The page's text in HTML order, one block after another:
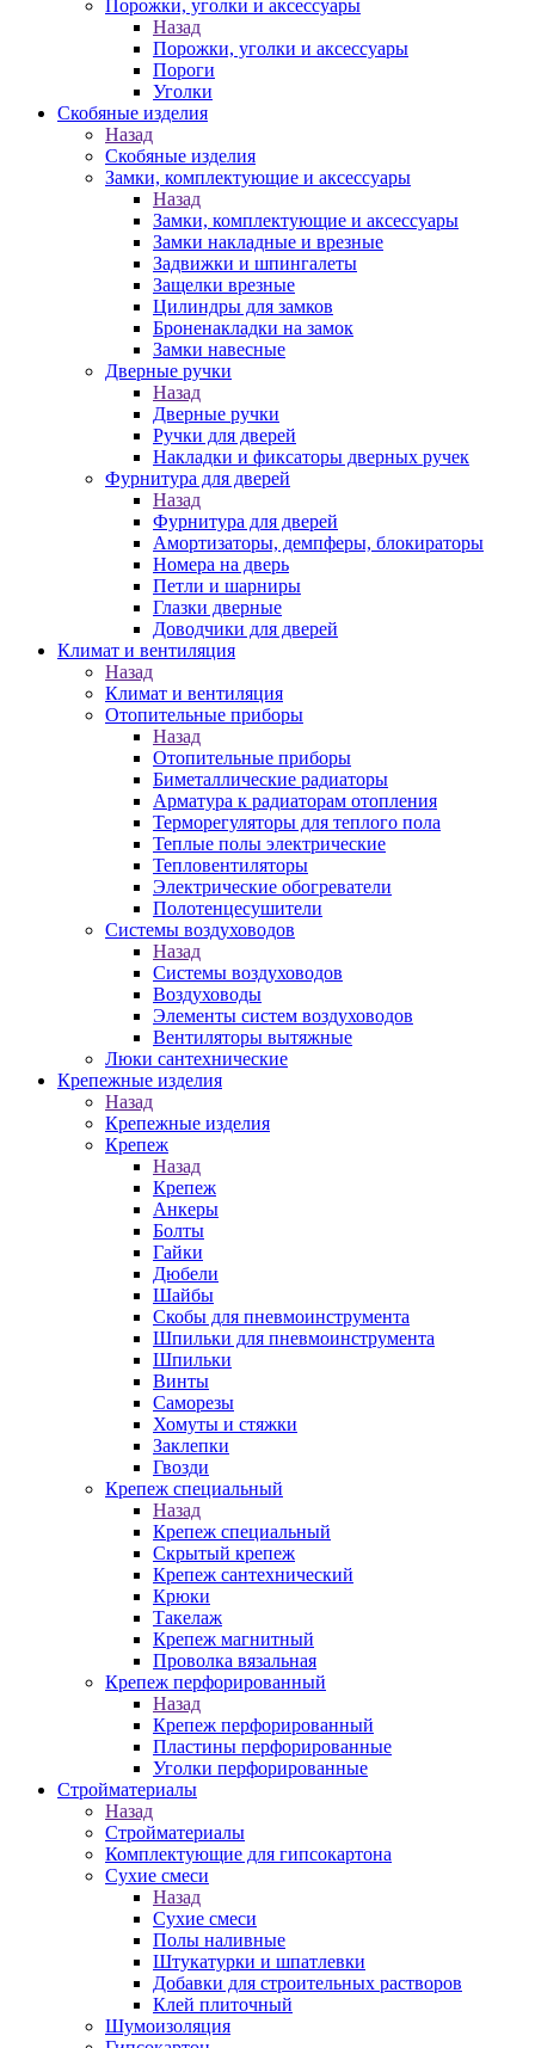
Порожки, уголки и аксессуары
Назад
Порожки, уголки и аксессуары
Пороги
Уголки
Скобяные изделия
Назад
Скобяные изделия
Замки, комплектующие и аксессуары
Назад
Замки, комплектующие и аксессуары
Замки накладные и врезные
Задвижки и шпингалеты
Защелки врезные
Цилиндры для замков
Броненакладки на замок
Замки навесные
Дверные ручки
Назад
Дверные ручки
Ручки для дверей
Накладки и фиксаторы дверных ручек
Фурнитура для дверей
Назад
Фурнитура для дверей
Амортизаторы, демпферы, блокираторы
Номера на дверь
Петли и шарниры
Глазки дверные
Доводчики для дверей
Климат и вентиляция
Назад
Климат и вентиляция
Отопительные приборы
Назад
Отопительные приборы
Биметаллические радиаторы
Арматура к радиаторам отопления
Терморегуляторы для теплого пола
Теплые полы электрические
Тепловентиляторы
Электрические обогреватели
Полотенцесушители
Системы воздуховодов
Назад
Системы воздуховодов
Воздуховоды
Элементы систем воздуховодов
Вентиляторы вытяжные
Люки сантехнические
Крепежные изделия
Назад
Крепежные изделия
Крепеж
Назад
Крепеж
Анкеры
Болты
Гайки
Дюбели
Шайбы
Скобы для пневмоинструмента
Шпильки для пневмоинструмента
Шпильки
Винты
Саморезы
Хомуты и стяжки
Заклепки
Гвозди
Крепеж специальный
Назад
Крепеж специальный
Скрытый крепеж
Крепеж сантехнический
Крюки
Такелаж
Крепеж магнитный
Проволка вязальная
Крепеж перфорированный
Назад
Крепеж перфорированный
Пластины перфорированные
Уголки перфорированные
Стройматериалы
Назад
Стройматериалы
Комплектующие для гипсокартона
Сухие смеси
Назад
Сухие смеси
Полы наливные
Штукатурки и шпатлевки
Добавки для строительных растворов
Клей плиточный
Шумоизоляция